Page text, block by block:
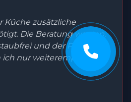
Küche zusätzliche
Die Beratung war top,
und der Preis
ich nur weiterempfehlen."